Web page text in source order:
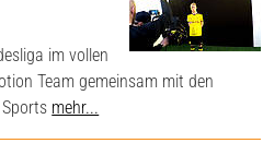
im vollen
Team gemeinsam mit den
mehr...